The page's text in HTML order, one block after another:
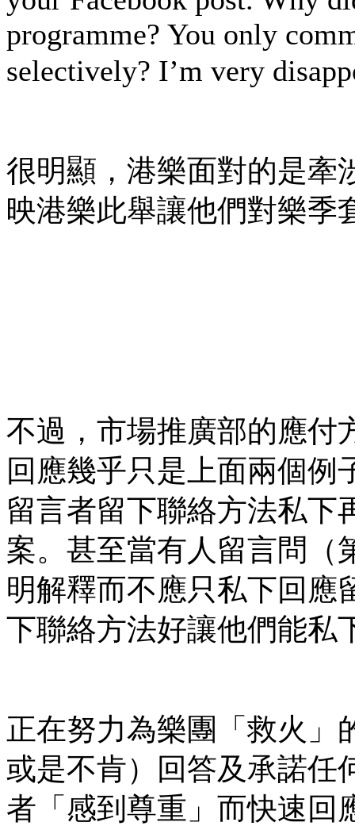
programme? You only
selectively? I’m very
很明顯，港樂面對的是牽
映港樂此舉讓他們對樂季
不過，市場推廣部的應付
回應幾乎只是上面兩個例
留言者留下聯絡方法私下
案。甚至當有人留言問（
明解釋而不應只私下回應
下聯絡方法好讓他們能私
正在努力為樂團「救火」
或是不肯）回答及承諾任
者「感到尊重」而快速回